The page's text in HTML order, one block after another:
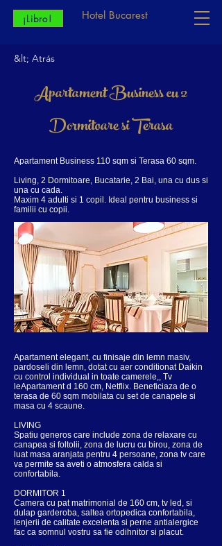
Hotel Bucarest
¡Libro!
&lt; Atrás
Apartament Business cu 2
Dormitoare si Terasa
Apartament Business 110 sqm si Terasa 60 sqm.
Living, 2 Dormitoare, Bucatarie, 2 Bai, una cu dus si
una cu cada.
Maxim 4 adulti si 1 copil. Ideal pentru business si
familii cu copii.
Apartament elegant, cu finisaje din lemn masiv,
pardoseli din lemn, dotat cu aer conditionat Daikin
cu control individual in toate camerele,, Tv
leApartament d 160 cm, Netflix. Beneficiaza de o
terasa de 60 sqm mobilata cu set de canapele si
masa cu 4 scaune.
LIVING
Spatiu generos care include zona de relaxare cu
canapea si foltolii, zona de lucru cu birou, zona de
luat masa aranjata pentru 4 persoane, zona tv care
va permite sa aveti o atmosfera calda si
confortabila.
DORMITOR 1
Camera cu pat matrimonial de 160 cm, tv led, si
dulap garderoba, saltea ortopedica confortabila,
lenjerii de calitate excelenta si perne antialergice
fac ca somnul vostru sa fie odihnitor si placut.